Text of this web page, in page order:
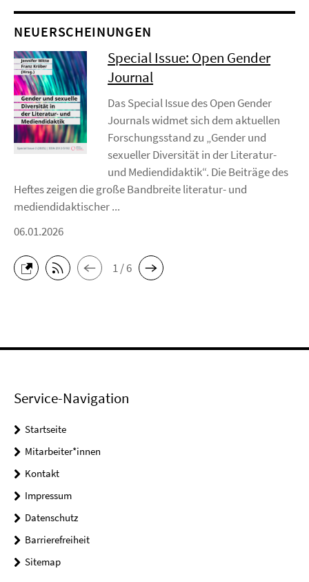
NEUERSCHEINUNGEN
Special Issue: Open Gender
Journal
Das Special Issue des Open Gender
Journals widmet sich dem aktuellen
Forschungsstand zu „Gender und
sexueller Diversität in der Literatur-
und Mediendidaktik“. Die Beiträge des
Heftes zeigen die große Bandbreite literatur- und
mediendidaktischer ...
06.01.2026
1 / 6
Service-Navigation
Startseite
Mitarbeiter*innen
Kontakt
Impressum
Datenschutz
Barrierefreiheit
Sitemap